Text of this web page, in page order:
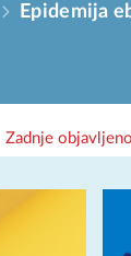
Epidemija
Zadnje objavljeno